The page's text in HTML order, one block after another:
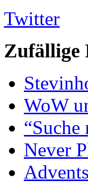
Twitter
Zufällige
WoW
“Suche
Never